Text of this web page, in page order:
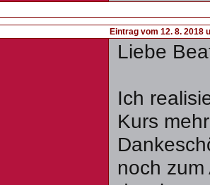
Eintrag vom 12. 8. 2018
Liebe
Ich
Kurs
noch